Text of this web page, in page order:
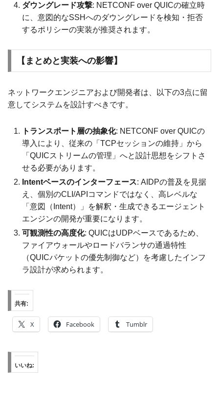
ダウングレード攻撃: NETCONF over QUICの確立時
に、意図的なSSHへのダウングレードを検知・拒否
するポリシーの実装が推奨されます。
【まとめと実装への影響】
ネットワークエンジニアおよび開発者は、以下の3点に留
意してシステムを設計すべきです。
トランスポート層の抽象化: NETCONF over QUICの
導入により、従来の「TCPセッションの維持」から
「QUICストリームの管理」へと設計思想をシフトさ
せる必要があります。
Intentベースのインターフェース: AIDPの普及を見据
え、個別のCLI/APIコマンドではなく、高レベルな
「意図（Intent）」を解釈・生成できるエージェント
エンジンの開発が重要になります。
可観測性の高度化: QUICはUDPベースであるため、
ファイアウォールやロードバランサの通過特性
（QUICパケットの優先制御など）を考慮したインフ
ラ設計が求められます。
共有:
X Facebook Tumblr
いいね: